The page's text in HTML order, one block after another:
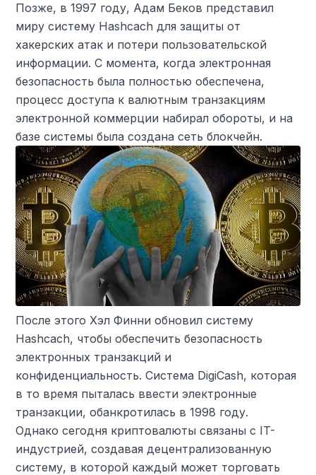
Позже, в 1997 году, Адам Беков представил
миру систему Hashcach для защиты от
хакерских атак и потери пользовательской
информации. С момента, когда электронная
безопасность была полностью обеспечена,
процесс доступа к валютным транзакциям
электронной коммерции набирал обороты, и на
базе системы была создана сеть блокчейн.
После этого Хэл Финни обновил систему
Hashcach, чтобы обеспечить безопасность
электронных транзакций и
конфиденциальность. Система DigiCash, которая
в то время пыталась ввести электронные
транзакции, обанкротилась в 1998 году.
Однако сегодня криптовалюты связаны с IT-
индустрией, создавая децентрализованную
систему, в которой каждый может торговать